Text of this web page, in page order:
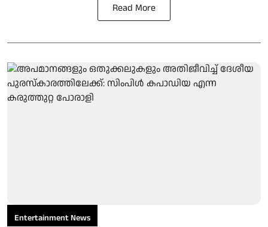
Read More
Entertainment News